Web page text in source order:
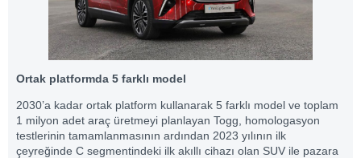
Ortak platformda 5 farklı model
2030’a kadar ortak platform kullanarak 5 farklı model ve toplam
1 milyon adet araç üretmeyi planlayan Togg, homologasyon
testlerinin tamamlanmasının ardından 2023 yılının ilk
çeyreğinde C segmentindeki ilk akıllı cihazı olan SUV ile pazara